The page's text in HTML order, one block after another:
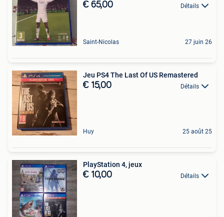
€ 65,00 Détails
Saint-Nicolas 27 juin 26
Jeu PS4 The Last Of US Remastered
€ 15,00 Détails
Huy 25 août 25
PlayStation 4, jeux
€ 10,00 Détails